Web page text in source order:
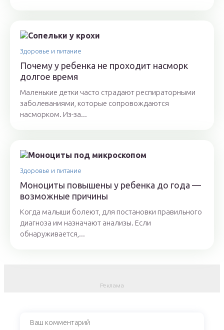
Здоровье и питание
Почему у ребенка не проходит насморк
долгое время
Маленькие детки часто страдают респираторными
заболеваниями, которые сопровождаются
насморком. Из-за...
Здоровье и питание
Моноциты повышены у ребенка до года —
возможные причины
Когда малыши болеют, для постановки правильного
диагноза им назначают анализы. Если
обнаруживается,...